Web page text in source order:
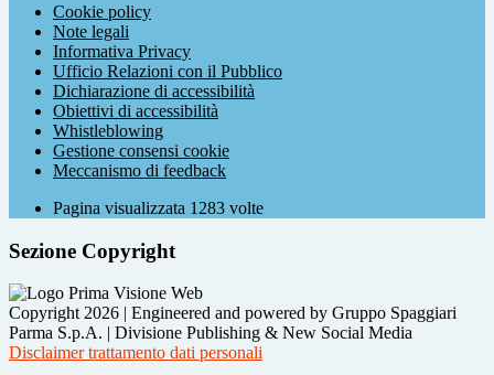
Cookie policy
Note legali
Informativa Privacy
Ufficio Relazioni con il Pubblico
Dichiarazione di accessibilità
Obiettivi di accessibilità
Whistleblowing
Gestione consensi cookie
Meccanismo di feedback
Pagina visualizzata 1283 volte
Sezione Copyright
Copyright 2026 | Engineered and powered by Gruppo Spaggiari
Parma S.p.A. | Divisione Publishing & New Social Media
Disclaimer trattamento dati personali